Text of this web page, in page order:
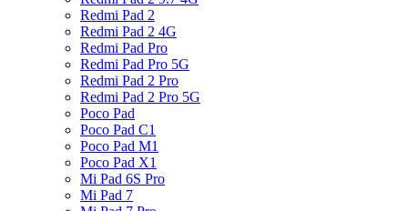
Redmi Pad 2
Redmi Pad 2 4G
Redmi Pad Pro
Redmi Pad Pro 5G
Redmi Pad 2 Pro
Redmi Pad 2 Pro 5G
Poco Pad
Poco Pad C1
Poco Pad M1
Poco Pad X1
Mi Pad 6S Pro
Mi Pad 7